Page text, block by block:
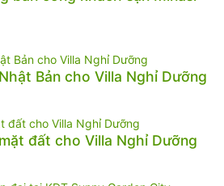
Bản cho Villa Nghỉ Dưỡng
đất cho Villa Nghỉ Dưỡng